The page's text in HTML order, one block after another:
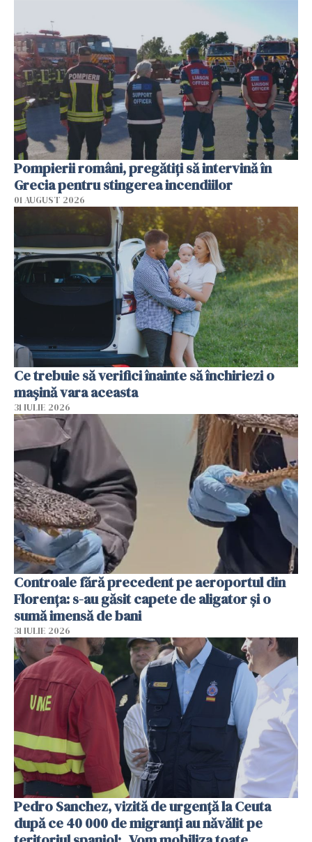
Pompierii români, pregătiţi să intervină în
Grecia pentru stingerea incendiilor
01 AUGUST 2026
Ce trebuie să verifici înainte să închiriezi o
mașină vara aceasta
31 IULIE 2026
Controale fără precedent pe aeroportul din
Florența: s-au găsit capete de aligator și o
sumă imensă de bani
31 IULIE 2026
Pedro Sanchez, vizită de urgență la Ceuta
după ce 40 000 de migranți au năvălit pe